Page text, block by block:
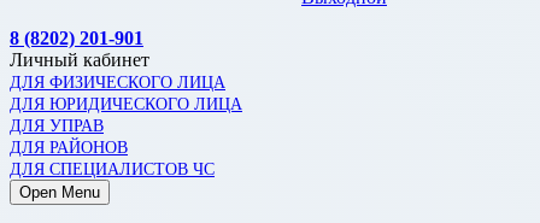
8 (8202) 201-901
Личный кабинет
ДЛЯ ФИЗИЧЕСКОГО ЛИЦА
ДЛЯ ЮРИДИЧЕСКОГО ЛИЦА
ДЛЯ УПРАВ
ДЛЯ РАЙОНОВ
ДЛЯ СПЕЦИАЛИСТОВ ЧС
Open Menu